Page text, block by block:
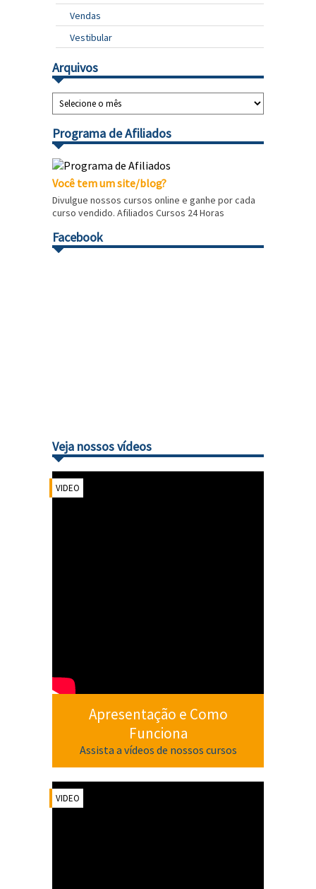
Vendas
Vestibular
Arquivos
Programa de Afiliados
Você tem um site/blog?
Divulgue nossos cursos online e ganhe por cada
curso vendido. Afiliados Cursos 24 Horas
Facebook
Veja nossos vídeos
VIDEO
Apresentação e Como
Funciona
Assista a vídeos de nossos cursos
VIDEO